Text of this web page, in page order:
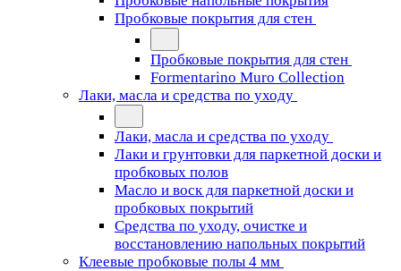
Пробковые покрытия для стен
Пробковые покрытия для стен
Formentarino Muro Collection
Лаки, масла и средства по уходу
Лаки, масла и средства по уходу
Лаки и грунтовки для паркетной доски и
пробковых полов
Масло и воск для паркетной доски и
пробковых покрытий
Средства по уходу, очистке и
восстановлению напольных покрытий
Клеевые пробковые полы 4 мм